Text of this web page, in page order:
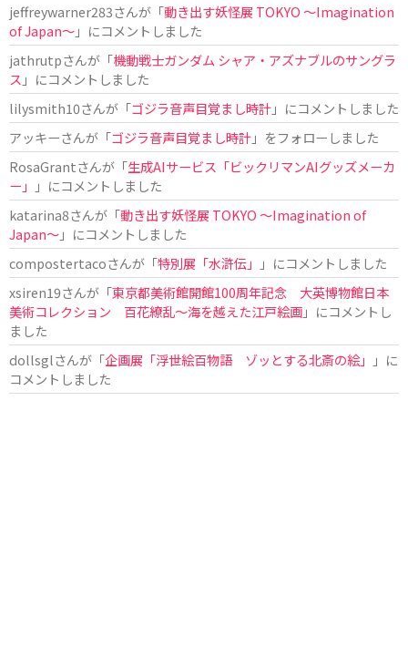
jeffreywarner283さんが「動き出す妖怪展 TOKYO 〜Imagination
of Japan〜」にコメントしました
jathrutpさんが「機動戦士ガンダム シャア・アズナブルのサングラ
ス 」にコメントしました
lilysmith10さんが「ゴジラ音声目覚まし時計」にコメントしました
アッキーさんが「ゴジラ音声目覚まし時計」をフォローしました
RosaGrantさんが「生成AIサービス「ビックリマンAIグッズメーカ
ー」
」にコメントしました
katarina8さんが「動き出す妖怪展 TOKYO 〜Imagination of
Japan〜」にコメントしました
compostertacoさんが「特別展「水滸伝」
」にコメントしました
xsiren19さんが「東京都美術館開館100周年記念 大英博物館日本
美術コレクション 百花繚乱～海を越えた江戸絵画」にコメントし
ました
dollsglさんが「企画展「浮世絵百物語 ゾッとする北斎の絵」
」に
コメントしました